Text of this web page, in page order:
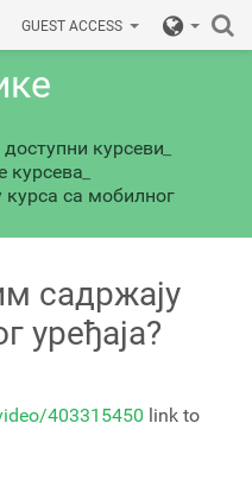
GUEST ACCESS
курсеви
курсева
са мобилног
садржају
уређаја?
403315450 link to